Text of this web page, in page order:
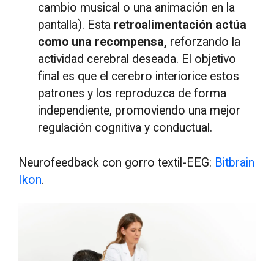
cambio musical o una animación en la
pantalla). Esta retroalimentación actúa
como una recompensa, reforzando la
actividad cerebral deseada. El objetivo
final es que el cerebro interiorice estos
patrones y los reproduzca de forma
independiente, promoviendo una mejor
regulación cognitiva y conductual.
Neurofeedback con gorro textil-EEG: Bitbrain
Ikon.